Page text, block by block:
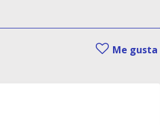
Me gusta